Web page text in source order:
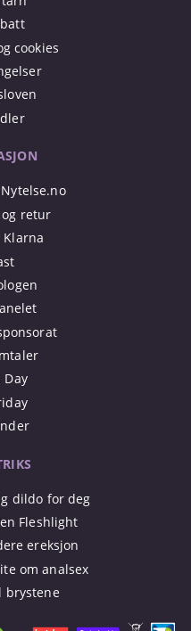
cookies
og retur
Klarna
Day
dildo for deg
Fleshlight
ereksjon
om analsex
brystene